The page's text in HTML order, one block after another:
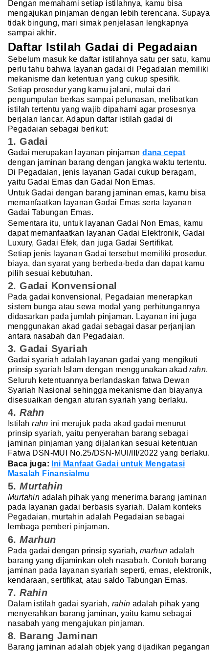
Dengan memahami setiap istilahnya, kamu bisa
mengajukan pinjaman dengan lebih terencana. Supaya
tidak bingung, mari simak penjelasan lengkapnya
sampai akhir.
Daftar Istilah Gadai di Pegadaian
Sebelum masuk ke daftar istilahnya satu per satu, kamu
perlu tahu bahwa layanan gadai di Pegadaian memiliki
mekanisme dan ketentuan yang cukup spesifik.
Setiap prosedur yang kamu jalani, mulai dari
pengumpulan berkas sampai pelunasan, melibatkan
istilah tertentu yang wajib dipahami agar prosesnya
berjalan lancar. Adapun daftar istilah gadai di
Pegadaian sebagai berikut:
1. Gadai
Gadai merupakan layanan pinjamandana cepat
dengan jaminan barang dengan jangka waktu tertentu.
Di Pegadaian, jenis layanan Gadai cukup beragam,
yaitu Gadai Emas dan Gadai Non Emas.
Untuk Gadai dengan barang jaminan emas, kamu bisa
memanfaatkan layanan Gadai Emas serta layanan
Gadai Tabungan Emas.
Sementara itu, untuk layanan Gadai Non Emas, kamu
dapat memanfaatkan layanan Gadai Elektronik, Gadai
Luxury, Gadai Efek, dan juga Gadai Sertifikat.
Setiap jenis layanan Gadai tersebut memiliki prosedur,
biaya, dan syarat yang berbeda-beda dan dapat kamu
pilih sesuai kebutuhan.
2. Gadai Konvensional
Pada gadai konvensional, Pegadaian menerapkan
sistem bunga atau sewa modal yang perhitungannya
didasarkan pada jumlah pinjaman. Layanan ini juga
menggunakan akad gadai sebagai dasar perjanjian
antara nasabah dan Pegadaian.
3. Gadai Syariah
Gadai syariah adalah layanan gadai yang mengikuti
prinsip syariah Islam dengan menggunakan akadrahn.
Seluruh ketentuannya berlandaskan fatwa Dewan
Syariah Nasional sehingga mekanisme dan biayanya
disesuaikan dengan aturan syariah yang berlaku.
4.Rahn
Istilahrahn ini merujuk pada akad gadai menurut
prinsip syariah, yaitu penyerahan barang sebagai
jaminan pinjaman yang dijalankan sesuai ketentuan
Fatwa DSN-MUI No.25/DSN-MUI/III/2022 yang berlaku.
Baca juga:
Ini Manfaat Gadai untuk Mengatasi
Masalah Finansialmu
5.Murtahin
Murtahin adalah pihak yang menerima barang jaminan
pada layanan gadai berbasis syariah. Dalam konteks
Pegadaian, murtahin adalah Pegadaian sebagai
lembaga pemberi pinjaman.
6.Marhun
Pada gadai dengan prinsip syariah, marhun adalah
barang yang dijaminkan oleh nasabah. Contoh barang
jaminan pada layanan syariah seperti, emas, elektronik,
kendaraan, sertifikat, atau saldo Tabungan Emas.
7.Rahin
Dalam istilah gadai syariah, rahin adalah pihak yang
menyerahkan barang jaminan, yaitu kamu sebagai
nasabah yang mengajukan pinjaman.
8. Barang Jaminan
Barang jaminan adalah objek yang dijadikan pegangan